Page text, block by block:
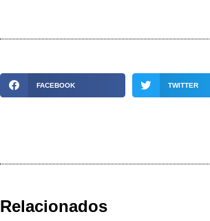
FACEBOOK TWITTER
Relacionados